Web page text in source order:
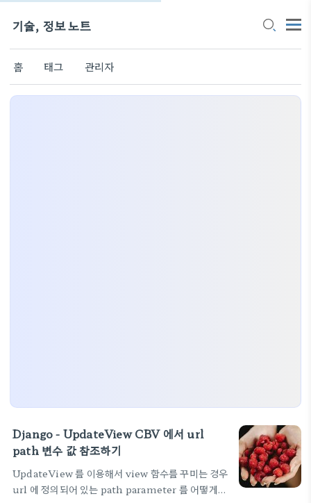
기술, 정보 노트
홈 태그 관리자
Django - UpdateView CBV 에서 url
path 변수 값 참조하기
UpdateView 를 이용해서 view 함수를 꾸미는 경우
url 에 정의되어 있는 path parameter 를 어떻게